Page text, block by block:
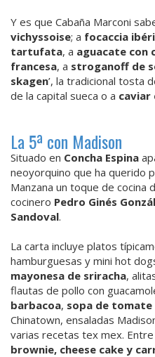
Y es que Cabaña Marconi
vichyssoise; a focaccia
tartufata, a aguacate con
francesa, a stroganoff de
skagen’, la tradicional tosta
de la capital sueca o a caviar
La 5ª con Madison
Situado en Concha Espina
neoyorquino que ha querido
Manzana un toque de cocina
cocinero Pedro Ginés
Sandoval.
La carta incluye platos
hamburguesas y mini hot
mayonesa de sriracha,
flautas de pollo con
barbacoa, sopa de
Chinatown, ensaladas
varias recetas tex mex.
brownie, cheese cake y